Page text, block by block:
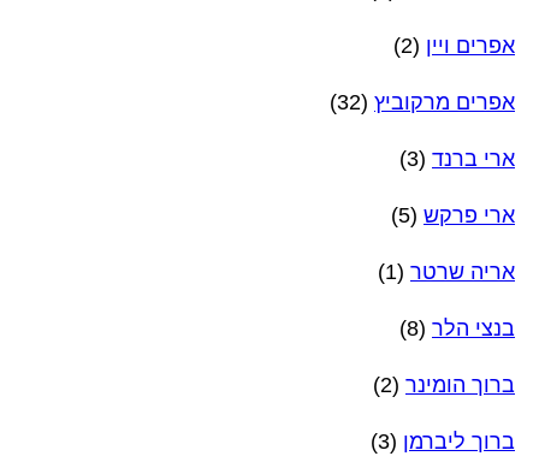
אפרים ויין (2)
אפרים מרקוביץ (32)
ארי ברנד (3)
ארי פרקש (5)
אריה שרטר (1)
בנצי הלר (8)
ברוך הומינר (2)
ברוך ליברמן (3)